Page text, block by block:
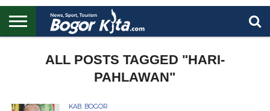
UTAMAALL POSTS TAGGED "HARI-
PAHLAWAN"
KAB. BOGOR